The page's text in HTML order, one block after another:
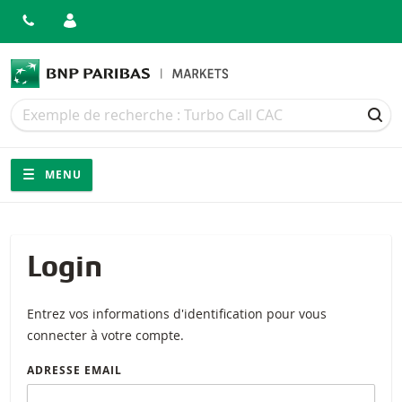
Recherche
Recherche
Navigation
Navigation sur le site
MENU
Login
Entrez vos informations d'identification pour vous
connecter à votre compte.
ADRESSE EMAIL